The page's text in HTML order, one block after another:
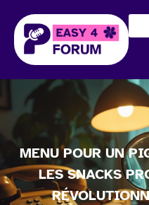
MENU POUR UN
LES SNACKS